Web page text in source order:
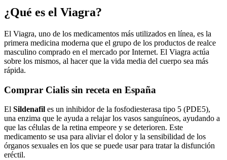
¿Qué es el Viagra?
El Viagra, uno de los medicamentos más utilizados en línea, es la
primera medicina moderna que el grupo de los productos de realce
masculino comprado en el mercado por Internet. El Viagra actúa
sobre los mismos, al hacer que la vida media del cuerpo sea más
rápida.
Comprar Cialis sin receta en España
El Sildenafil es un inhibidor de la fosfodiesterasa tipo 5 (PDE5),
una enzima que le ayuda a relajar los vasos sanguíneos, ayudando a
que las células de la retina empeore y se deterioren. Este
medicamento se usa para aliviar el dolor y la sensibilidad de los
órganos sexuales en los que se puede usar para tratar la disfunción
eréctil.